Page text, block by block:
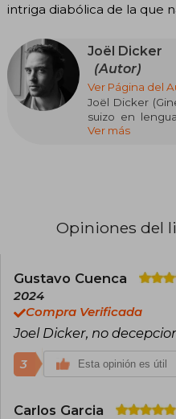
intriga diabólica de la que
Joël Dicker
(Autor)
Ver Página del
Joël Dicker
suizo en
internacional
pero fue el
narrativa se
suspense
Ver más
Opiniones del
Gustavo Cuenca
2024
Compra Verificada
Joel Dicker, no
3 Esta opinión es útil
Carlos Garcia